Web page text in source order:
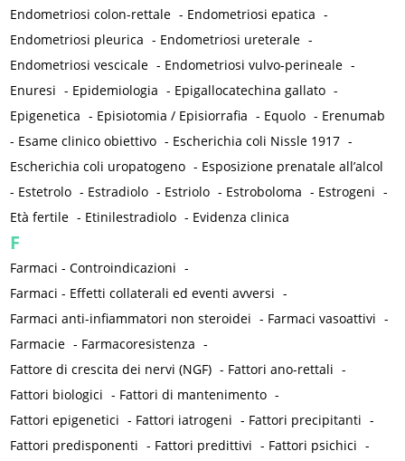
Endometriosi colon-rettale - Endometriosi epatica -
Endometriosi pleurica - Endometriosi ureterale -
Endometriosi vescicale - Endometriosi vulvo-perineale -
Enuresi - Epidemiologia - Epigallocatechina gallato -
Epigenetica - Episiotomia / Episiorrafia - Equolo - Erenumab
- Esame clinico obiettivo - Escherichia coli Nissle 1917 -
Escherichia coli uropatogeno - Esposizione prenatale all’alcol
- Estetrolo - Estradiolo - Estriolo - Estroboloma - Estrogeni -
Età fertile - Etinilestradiolo - Evidenza clinica
F
Farmaci - Controindicazioni -
Farmaci - Effetti collaterali ed eventi avversi -
Farmaci anti-infiammatori non steroidei - Farmaci vasoattivi -
Farmacie - Farmacoresistenza -
Fattore di crescita dei nervi (NGF) - Fattori ano-rettali -
Fattori biologici - Fattori di mantenimento -
Fattori epigenetici - Fattori iatrogeni - Fattori precipitanti -
Fattori predisponenti - Fattori predittivi - Fattori psichici -